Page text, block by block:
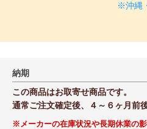
※沖縄
納期
この商品はお取寄せ商品です。
通常ご注文確定後、４～６ヶ月前
※メーカーの在庫状況や長期休業の